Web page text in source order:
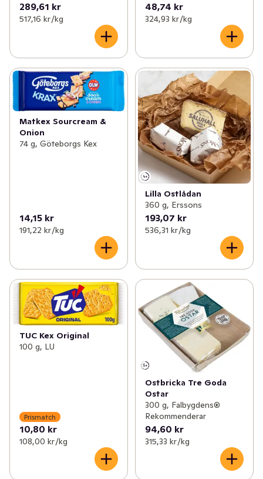
289,61 kr
517,16 kr /kg
48,74 kr
324,93 kr /kg
Matkex Sourcream &
Onion
74 g, Göteborgs Kex
14,15 kr
191,22 kr /kg
Lilla Ostlådan
360 g, Erssons
193,07 kr
536,31 kr /kg
TUC Kex Original
100 g, LU
Prismatch
10,80 kr
108,00 kr /kg
Ostbricka Tre Goda
Ostar
300 g, Falbygdens®
Rekommenderar
94,60 kr
315,33 kr /kg